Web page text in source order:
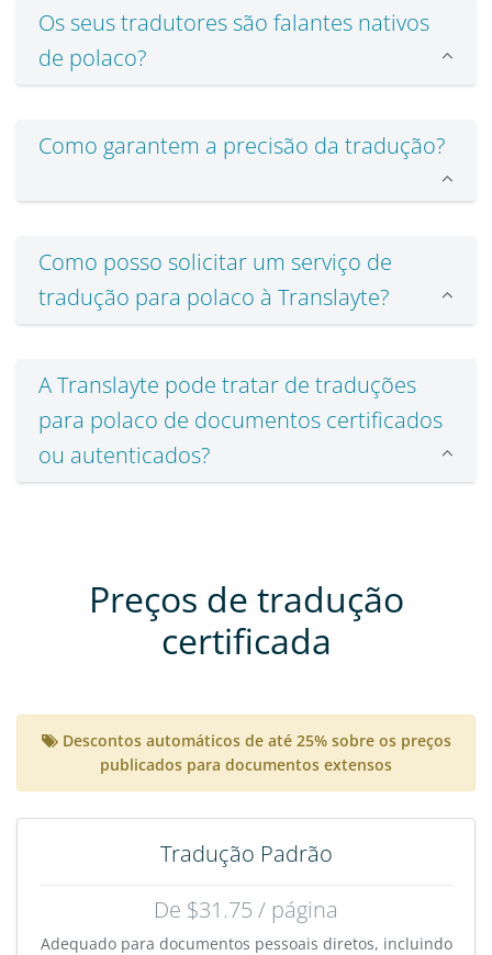
Os seus tradutores são falantes nativos
de polaco?
Como garantem a precisão da tradução?
Como posso solicitar um serviço de
tradução para polaco à Translayte?
A Translayte pode tratar de traduções
para polaco de documentos certificados
ou autenticados?
Preços de tradução
certificada
Descontos automáticos de até 25% sobre os preços
publicados para documentos extensos
Tradução Padrão
De $31.75 / página
Adequado para documentos pessoais diretos, incluindo